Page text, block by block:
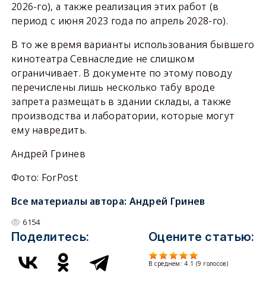
2026-го), а также реализация этих работ (в
период с июня 2023 года по апрель 2028-го).
В то же время варианты использования бывшего
кинотеатра Севнаследие не слишком
ограничивает. В документе по этому поводу
перечислены лишь несколько табу вроде
запрета размещать в здании склады, а также
производства и лаборатории, которые могут
ему навредить.
Андрей Гринев
Фото: ForPost
Все материалы автора: Андрей Гринев
6154
Поделитесь: Оцените статью:
В среднем:4.1 (9 голосов)